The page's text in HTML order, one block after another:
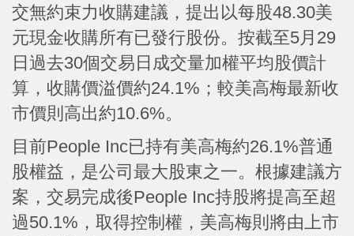
交無約束力收購建議，提出以每股48.30美
元現金收購所有已發行股份。按截至5月29
日過去30個交易日成交量加權平均股價計
算，收購價溢價約24.1%；較美高梅最新收
市價則高出約10.6%。
目前People Inc已持有美高梅約26.1%普通
股權益，是公司最大股東之一。根據建議方
案，交易完成後People Inc持股將提高至超
過50.1%，取得控制權，美高梅則將由上市